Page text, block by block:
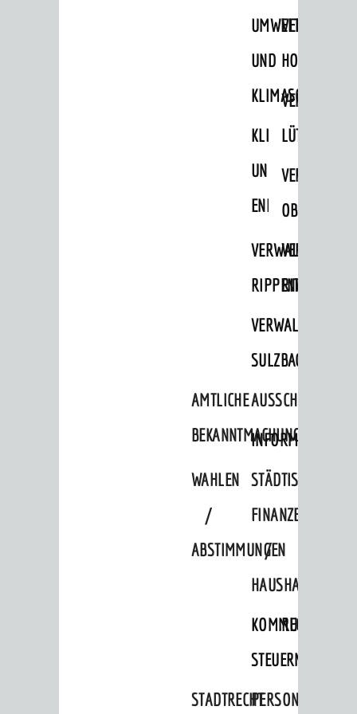
UMWELT-
UND
KLIMASCHUTZ
KLIMASCHUTZ
UND
RIPPENWEIER
SULZBACH
AMTLICHE
BEKANNTMACHUNGEN
WAHLEN
/
ABSTIMMUNGEN
STÄDTISCHE
FINANZEN
/
HAUSHALT
KOMMUNALE
STEUERN
STADTRECHTPERSONALRAT
Menschen mit Demenz
Migranten / Flüchtlinge